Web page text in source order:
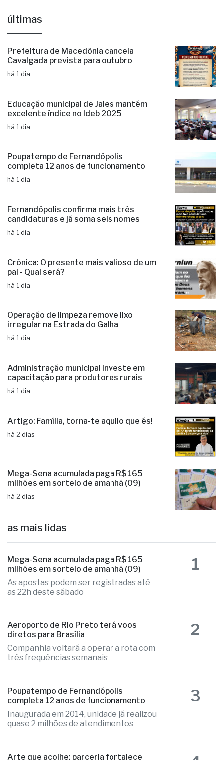
últimas
Prefeitura de Macedônia cancela
Cavalgada prevista para outubro
há 1 dia
Educação municipal de Jales mantém
excelente índice no Ideb 2025
há 1 dia
Poupatempo de Fernandópolis
completa 12 anos de funcionamento
há 1 dia
Fernandópolis confirma mais três
candidaturas e já soma seis nomes
há 1 dia
Crônica: O presente mais valioso de um
pai - Qual será?
há 1 dia
Operação de limpeza remove lixo
irregular na Estrada do Galha
há 1 dia
Administração municipal investe em
capacitação para produtores rurais
há 1 dia
Artigo: Família, torna-te aquilo que és!
há 2 dias
Mega-Sena acumulada paga R$ 165
milhões em sorteio de amanhã (09)
há 2 dias
as mais lidas
Mega-Sena acumulada paga R$ 165
milhões em sorteio de amanhã (09)
As apostas podem ser registradas até
as 22h deste sábado
1
Aeroporto de Rio Preto terá voos
diretos para Brasília
Companhia voltará a operar a rota com
três frequências semanais
2
Poupatempo de Fernandópolis
completa 12 anos de funcionamento
Inaugurada em 2014, unidade já realizou
quase 2 milhões de atendimentos
3
Arte que acolhe: parceria fortalece